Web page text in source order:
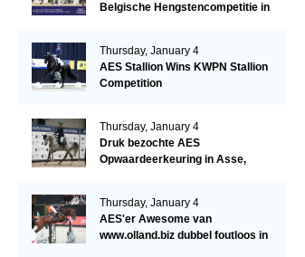
Belgische Hengstencompetitie in
Thursday, January 4
AES Stallion Wins KWPN Stallion
Competition
Thursday, January 4
Druk bezochte AES
Opwaardeerkeuring in Asse,
Thursday, January 4
AES'er Awesome van
www.olland.biz dubbel foutloos in